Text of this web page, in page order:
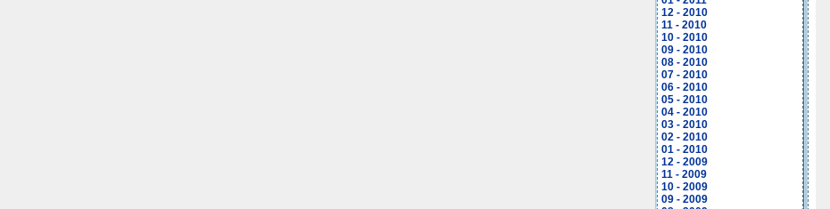
12 - 2010
11 - 2010
10 - 2010
09 - 2010
08 - 2010
07 - 2010
06 - 2010
05 - 2010
04 - 2010
03 - 2010
02 - 2010
01 - 2010
12 - 2009
11 - 2009
10 - 2009
09 - 2009